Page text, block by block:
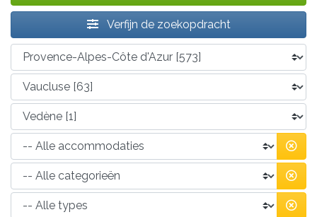
Verfijn de zoekopdracht